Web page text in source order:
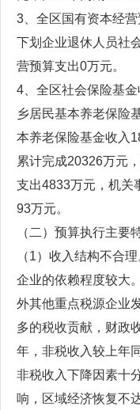
3、全区国有资本经
下划企业退休人员社
营预算支出0万元。
4、全区社会保险基
乡居民基本养老保险
本养老保险基金收入
累计完成20326万元
支出4833万元，机关
93万元。
（二）预算执行主要
（1）收入结构不合
企业的依赖程度较大
外其他重点税源企业
多的税收贡献，财政
年，非税收入较上年
非税收入下降因素十
响，区域经济恢复不